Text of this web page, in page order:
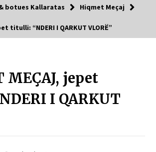
118
PERLA FOLKLORIKE
SYTË”
botues Kallaratas Hiqmet Meçaj
titulli: “NDERI I QARKUT VLORË”
MEÇAJ, jepet
I QARKUT